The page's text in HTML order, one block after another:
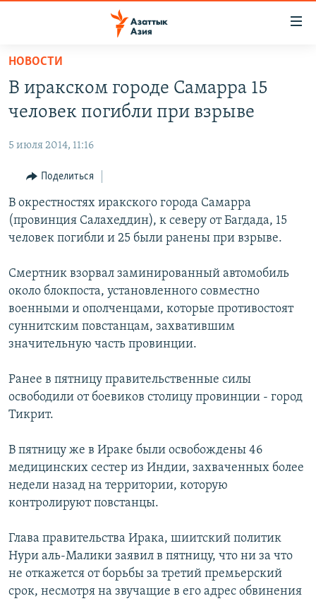
Вернуться
основному
содержанию
навигации
Вернутся
поиску
КАЗАХСТАН
УЗБЕКИСТАН
ТАДЖИКИСТАН
НОВОСТИ
НА ДРУГИХ ЯЗЫКАХ
ҚАЗАҚША
КЫРГЫЗЧА
TÜRKMENÇE
НОВОСТИ
В иракском городе Самарра 15
человек погибли при взрыве
5 июля 2014, 11:16
Поделиться
В окрестностях иракского города Самарра
(провинция Салахеддин), к северу от Багдада, 15
человек погибли и 25 были ранены при взрыве.
Смертник взорвал заминированный автомобиль
около блокпоста, установленного совместно
военными и ополченцами, которые противостоят
суннитским повстанцам, захватившим
значительную часть провинции.
Ранее в пятницу правительственные силы
освободили от боевиков столицу провинции - город
Тикрит.
В пятницу же в Ираке были освобождены 46
медицинских сестер из Индии, захваченных более
недели назад на территории, которую
контролируют повстанцы.
Глава правительства Ирака, шиитский политик
Нури аль-Малики заявил в пятницу, что ни за что
не откажется от борьбы за третий премьерский
срок, несмотря на звучащие в его адрес обвинения